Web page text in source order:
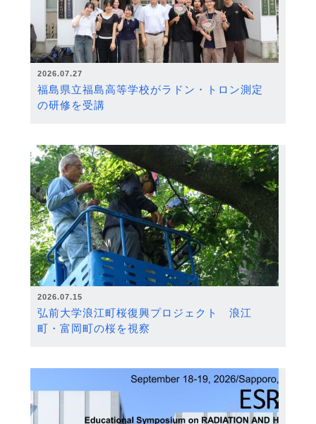
2026.07.27
福島県立福島高等学校がラドン・トロン測定
の研修を受講
2026.07.15
弘前大学浪江町桜復興プロジェクト 浪江
町・富岡町の桜を視察